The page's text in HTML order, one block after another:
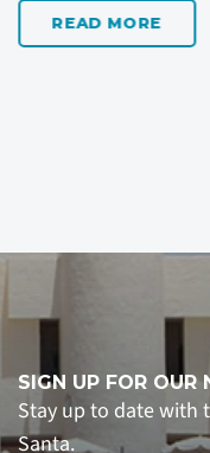
SIGN UP FOR OUR
Stay up to date with
Santa.